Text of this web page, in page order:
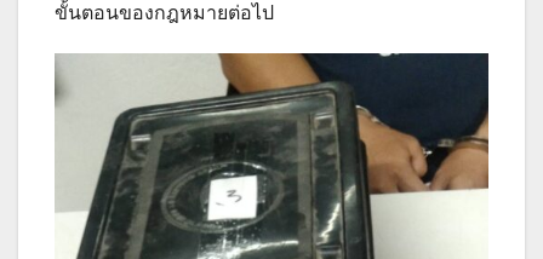
ขั้นตอนของกฎหมายต่อไป